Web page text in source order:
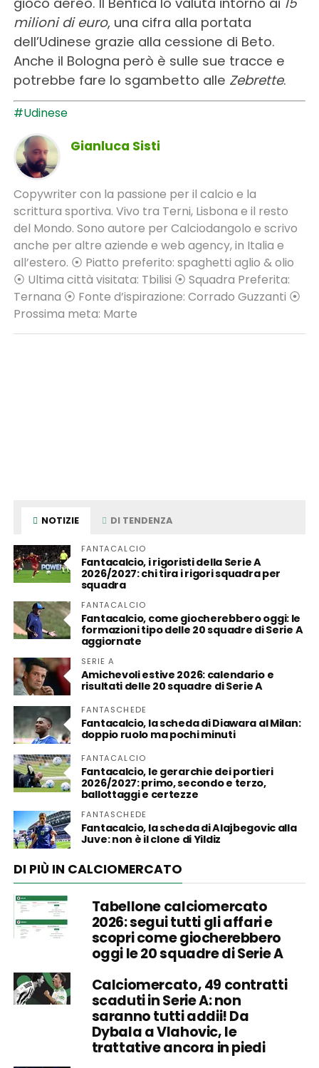
milioni di euro, una cifra alla portata
dell’Udinese grazie alla cessione di Beto.
Anche il Bologna però è sulle sue tracce e
potrebbe fare lo sgambetto alle Zebrette.
#Udinese
Gianluca Sisti
Copywriter con la passione per il calcio e la
scrittura sportiva. Vivo tra Terni, Lisbona e il resto
del Mondo. Sono autore per Calciodangolo e scrivo
anche per altre aziende e web agency, in Italia e
all’estero. ⦿ Piatto preferito: spaghetti aglio & olio
⦿ Ultima città visitata: Tbilisi ⦿ Squadra Preferita:
Ternana ⦿ Fonte d’ispirazione: Corrado Guzzanti ⦿
Prossima meta: Marte
NOTIZIE DI TENDENZA
FANTACALCIO
Fantacalcio, i rigoristi della Serie A
2026/2027: chi tira i rigori squadra per
squadra
FANTACALCIO
Fantacalcio, come giocherebbero oggi: le
formazioni tipo delle 20 squadre di Serie A
aggiornate
SERIE A
Amichevoli estive 2026: calendario e
risultati delle 20 squadre di Serie A
FANTASCHEDE
Fantacalcio, la scheda di Diawara al Milan:
doppio ruolo ma pochi minuti
FANTACALCIO
Fantacalcio, le gerarchie dei portieri
2026/2027: primo, secondo e terzo,
ballottaggi e certezze
FANTASCHEDE
Fantacalcio, la scheda di Alajbegovic alla
Juve: non è il clone di Yildiz
DI PIÙ IN CALCIOMERCATO
Tabellone calciomercato
2026: segui tutti gli affari e
scopri come giocherebbero
oggi le 20 squadre di Serie A
Calciomercato, 49 contratti
scaduti in Serie A: non
saranno tutti addii! Da
Dybala a Vlahovic, le
trattative ancora in piedi